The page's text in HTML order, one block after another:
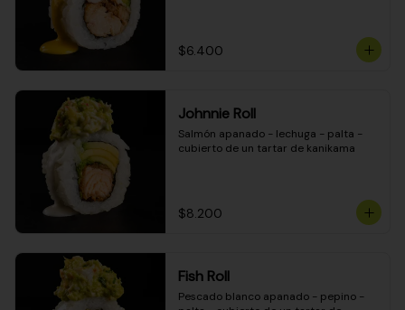
$6.400
Johnnie Roll
Salmón apanado - lechuga - palta -
cubierto de un tartar de kanikama
$8.200
Fish Roll
Pescado blanco apanado - pepino -